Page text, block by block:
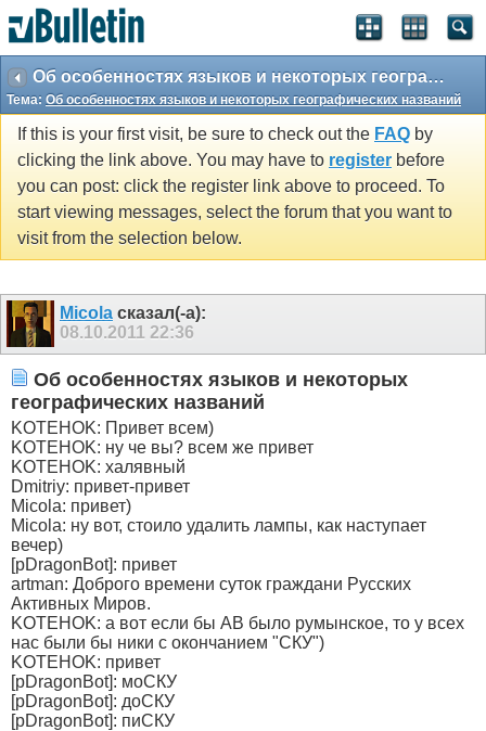
Об особенностях языков и некоторых географических названий
Тема: Об особенностях языков и некоторых географических названий
If this is your first visit, be sure to check out the FAQ by
clicking the link above. You may have to register before
you can post: click the register link above to proceed. To
start viewing messages, select the forum that you want to
visit from the selection below.
Micola сказал(-а):
08.10.2011 22:36
Об особенностях языков и некоторых
географических названий
KOTEHOK: Привет всем)
KOTEHOK: ну че вы? всем же привет
KOTEHOK: халявный
Dmitriy: привет-привет
Micola: привет)
Micola: ну вот, стоило удалить лампы, как наступает
вечер)
[pDragonBot]: привет
artman: Доброго времени суток граждани Русских
Активных Миров.
KOTEHOK: а вот если бы АВ было румынское, то у всех
нас были бы ники с окончанием "СКУ")
KOTEHOK: привет
[pDragonBot]: моСКУ
[pDragonBot]: доСКУ
[pDragonBot]: пиСКУ